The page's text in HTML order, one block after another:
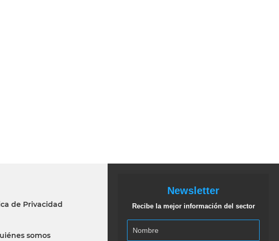
de Privacidad
somos
Newsletter
Recibe la mejor información del sector